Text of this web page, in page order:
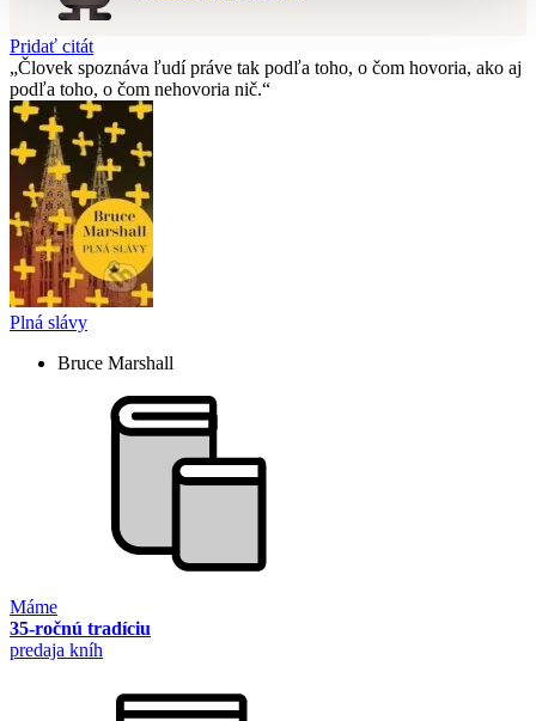
Pridať citát
Človek spoznáva ľudí práve tak podľa toho, o čom hovoria, ako aj
podľa toho, o čom nehovoria nič.
Plná slávy
Bruce Marshall
Máme
35-ročnú tradíciu
predaja kníh